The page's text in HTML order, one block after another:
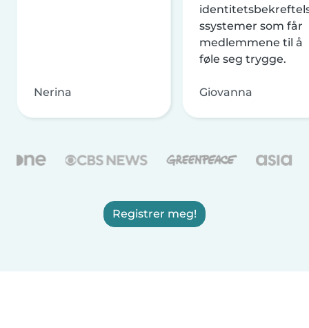
Nerina
ssystemer som får
medlemmene til å
føle seg trygge.
Giovanna
Registrer meg!